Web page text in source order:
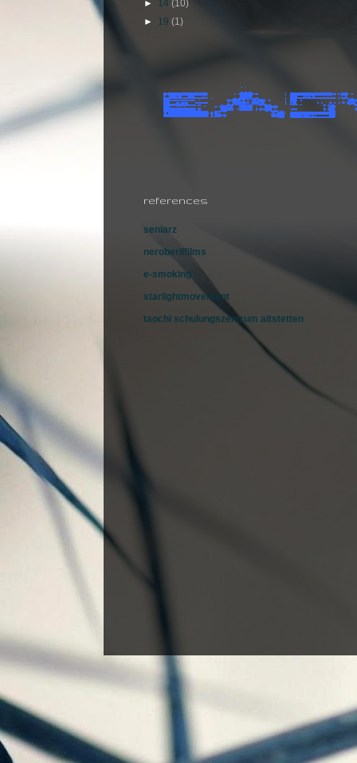
► 14 (10)
► 19 (1)
references
seniarz
neroberilfilms
e-smoking
starlightmovement
taochi schulungszentrum altstetten